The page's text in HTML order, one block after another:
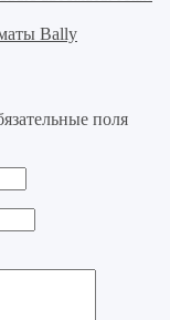
Bally
поля